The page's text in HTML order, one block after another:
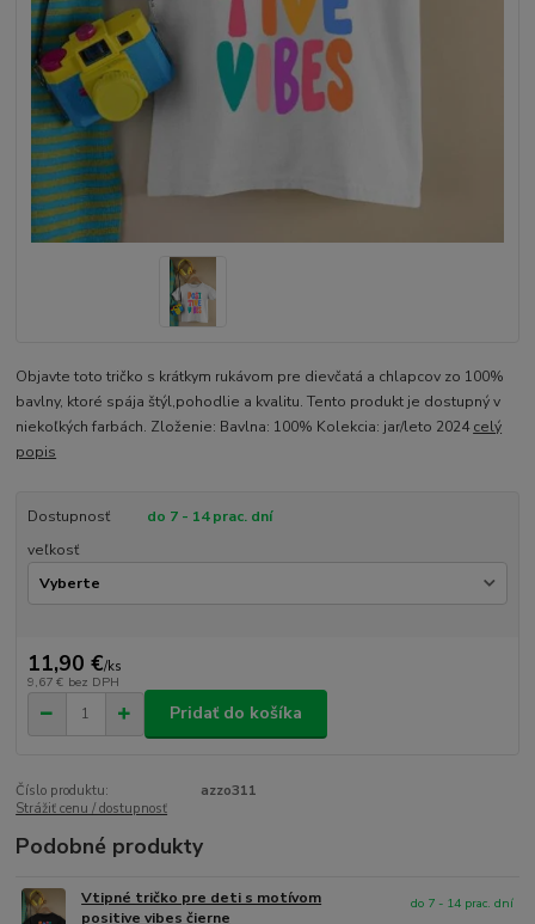
Objavte toto tričko s krátkym rukávom pre dievčatá a chlapcov zo 100%
bavlny, ktoré spája štýl,pohodlie a kvalitu. Tento produkt je dostupný v
niekoľkých farbách. Zloženie: Bavlna: 100% Kolekcia: jar/leto 2024 celý
popis
Dostupnosť
do 7 - 14 prac. dní
veľkosť
11,90 €/ks
9,67 € bez DPH
Pridať do košíka
Číslo produktu:
azzo311
Strážiť cenu / dostupnosť
Podobné produkty
Vtipné tričko pre deti s motívom
positive vibes čierne
do 7 - 14 prac. dní